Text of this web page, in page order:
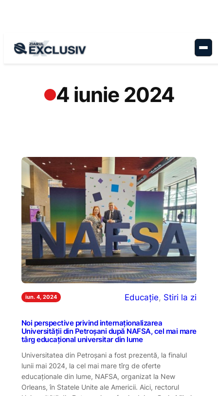
4 iunie 2024
iun. 4, 2024 Educație, Stiri la zi
Noi perspective privind internaționalizarea
Universității din Petroșani după NAFSA, cel mai mare
târg educațional universitar din lume
Universitatea din Petroșani a fost prezentă, la finalul
lunii mai 2024, la cel mai mare tîrg de oferte
educaționale din lume, NAFSA, organizat la New
Orleans, în Statele Unite ale Americii. Aici, rectorul